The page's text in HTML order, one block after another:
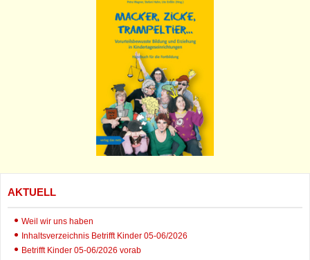
AKTUELL
Weil wir uns haben
Inhaltsverzeichnis Betrifft Kinder 05-06/2026
Betrifft Kinder 05-06/2026 vorab